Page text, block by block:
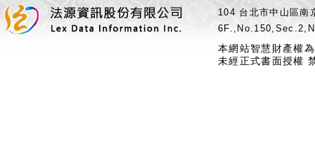
104 台北市中山區
本網站智慧財產權
未經正式書面授權